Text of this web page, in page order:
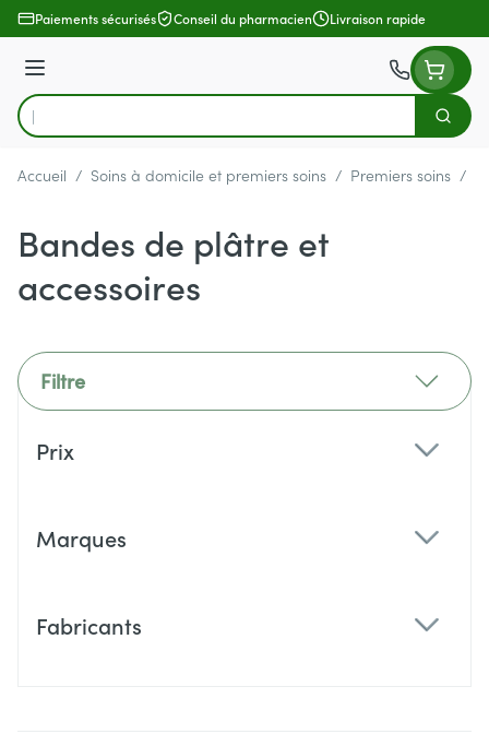
Aller au contenu
Paiements sécurisés Conseil du pharmacien Livraison rapide
Menu
Rechercher
Accueil / Soins à domicile et premiers soins / Premiers soins /
Bandes de plâtre et
accessoires
Filtre
Prix
Marques
Fabricants